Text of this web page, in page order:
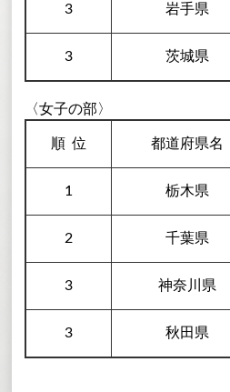
3 岩手県
3 茨城県
〈女子の部〉
順 位 都道府県名
1 栃木県
2 千葉県
3 神奈川県
3 秋田県